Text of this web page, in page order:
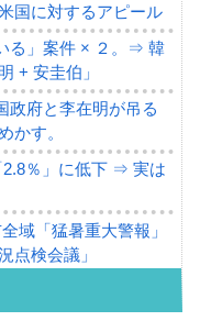
国に対するアピール
る」案件 × ２。⇒ 韓
+ 安圭伯」
政府と李在明が吊る
かす。
％」に低下 ⇒ 実は
域「猛暑重大警報」
点検会議」
」しか売れなかっ